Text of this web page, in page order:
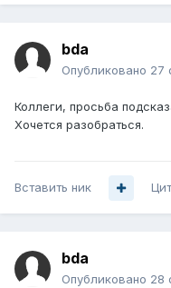
bda
Опубликовано 27
Коллеги, просьба
Хочется разобраться.
Вставить ник
bda
Опубликовано 28